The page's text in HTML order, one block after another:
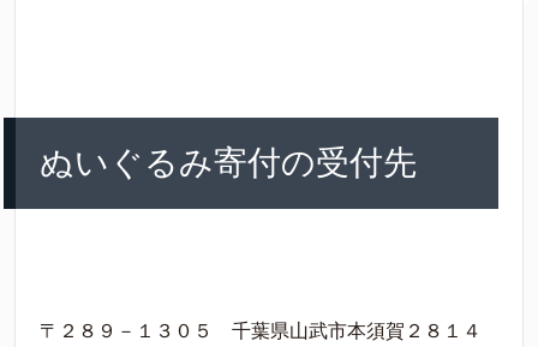
ぬいぐるみ寄付の受付先
〒２８９－１３０５ 千葉県山武市本須賀２８１４